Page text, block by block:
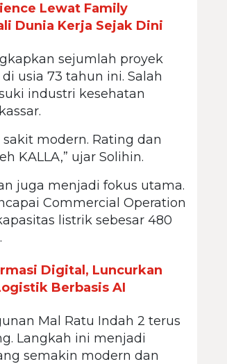
Lewat Family
Dunia Kerja Sejak Dini
sejumlah proyek
usia 73 tahun ini. Salah
industri kesehatan
modern. Rating dan
KALLA,” ujar Solihin.
juga menjadi fokus utama.
Commercial Operation
listrik sebesar 480
Digital, Luncurkan
Berbasis AI
Mal Ratu Indah 2 terus
Langkah ini menjadi
semakin modern dan